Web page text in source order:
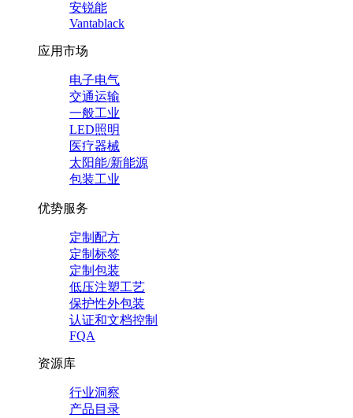
安锐能
Vantablack
应用市场
电子电气
交通运输
一般工业
LED照明
医疗器械
太阳能/新能源
包装工业
优势服务
定制配方
定制标签
定制包装
低压注塑工艺
保护性外包装
认证和文档控制
FQA
资源库
行业洞察
产品目录